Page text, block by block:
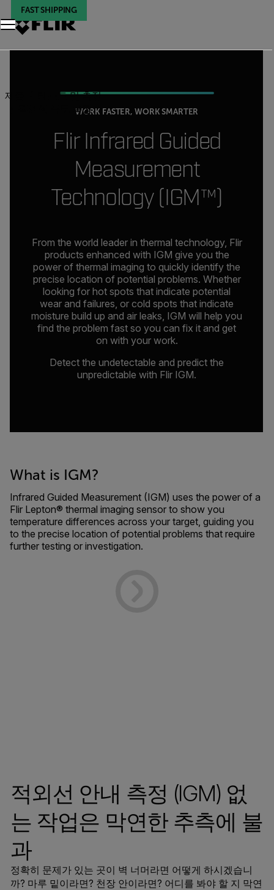
제품
테스트 및 측정
적외선 유도 측정WORK FASTER, WORK SMARTER
Flir Infrared Guided
Measurement
Technology (IGM™)
From the world leader in thermal technology, Flir
products enhanced with IGM give you the
power of thermal imaging to quickly identify the
precise location of potential problems. Whether
looking for hot spots that indicate potential
wear and failures, or cold spots that indicate
moisture build up and air leaks, IGM will help you
find the problem fast so you can fix it and get
on with your work.
Detect the undetectable and predict the
unpredictable with Flir IGM.
What is IGM?
Infrared Guided Measurement (IGM) uses the power of a
Flir Lepton® thermal imaging sensor to show you
temperature differences across your target, guiding you
to the precise location of potential problems that require
further testing or investigation.
적외선 안내 측정 (IGM) 없
는 작업은 막연한 추측에 불
과
정확히 문제가 있는 곳이 벽 너머라면 어떻게 하시겠습니
까? 마루 밑이라면? 천장 안이라면? 어디를 봐야 할 지 막연
FAST SHIPPING